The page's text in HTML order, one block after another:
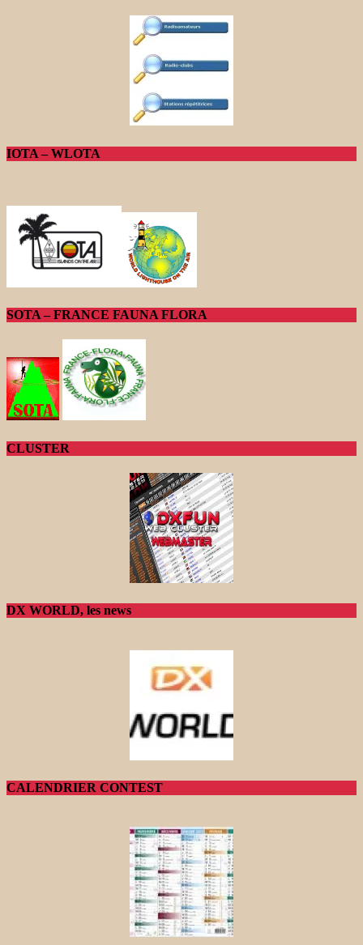
IOTA – WLOTA
SOTA – FRANCE FAUNA FLORA
CLUSTER
DX WORLD, les news
CALENDRIER CONTEST